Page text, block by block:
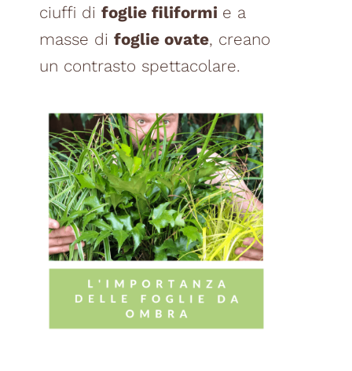
ciuffi di foglie filiformi e a
masse di foglie ovate, creano
un contrasto spettacolare.